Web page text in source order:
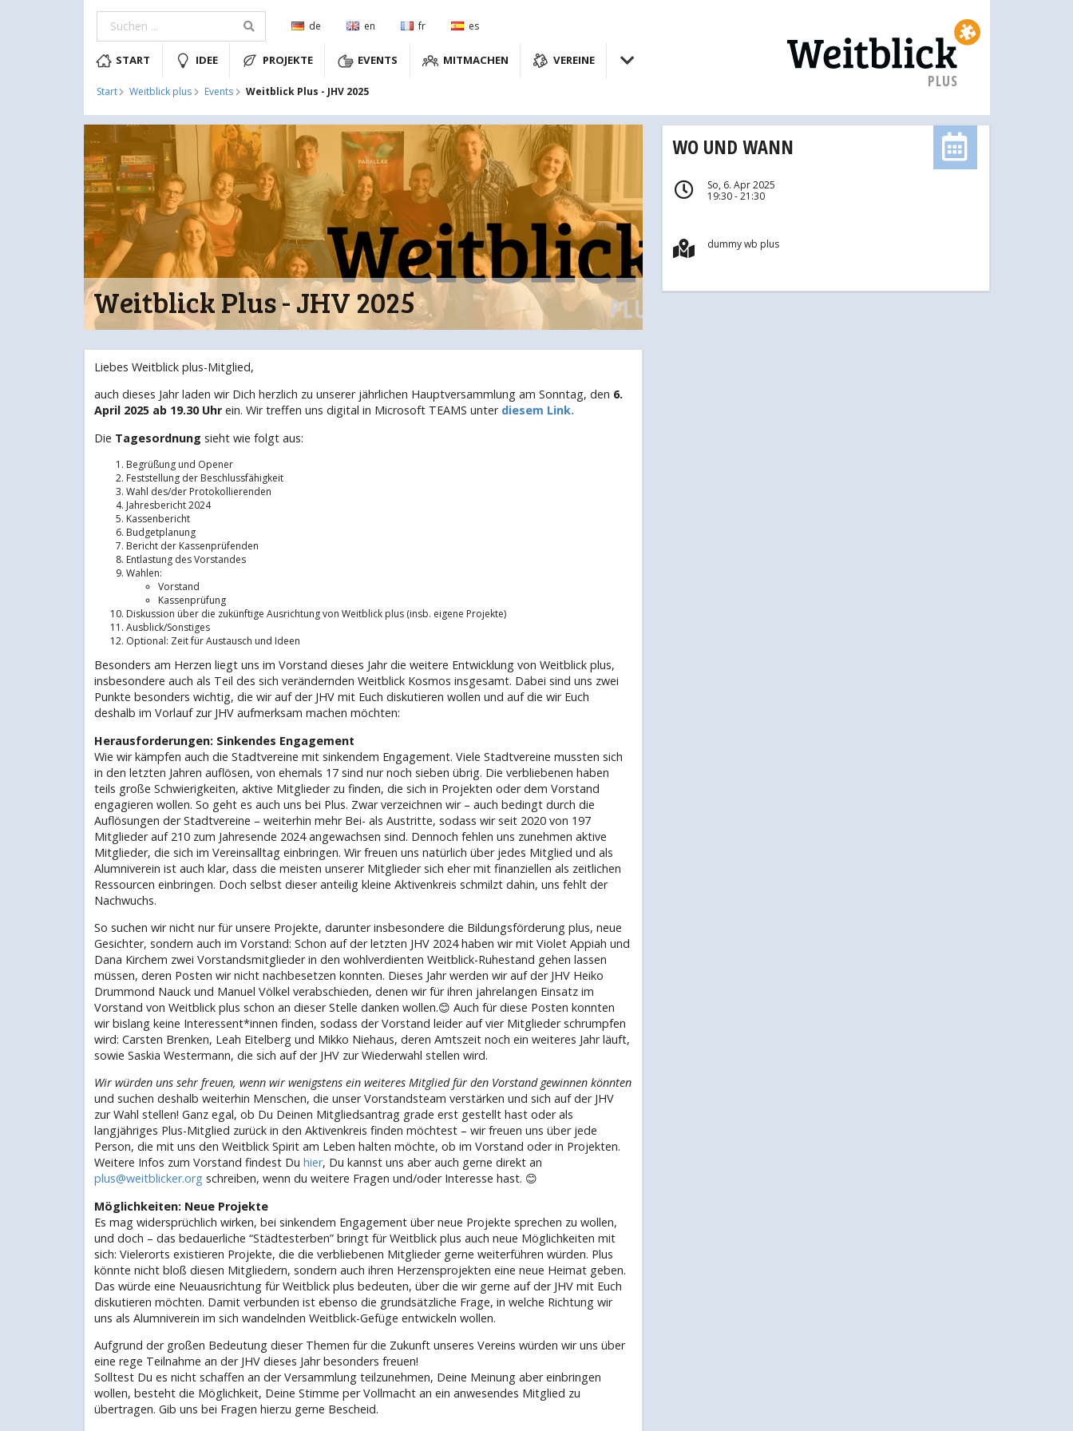
de en fr es
START IDEE PROJEKTE EVENTS MITMACHEN VEREINE
Start Weitblick plus Events Weitblick Plus - JHV 2025
PLUS
Weitblick Plus - JHV 2025
Liebes Weitblick plus-Mitglied,
auch dieses Jahr laden wir Dich herzlich zu unserer jährlichen Hauptversammlung am Sonntag, den 6.
April 2025 ab 19.30 Uhrein. Wir treffen uns digital in Microsoft TEAMS unter diesem Link.
Die Tagesordnung sieht wie folgt aus:
Begrüßung und Opener
Feststellung der Beschlussfähigkeit
Wahl des/der Protokollierenden
Jahresbericht 2024
Kassenbericht
Budgetplanung
Bericht der Kassenprüfenden
Entlastung des Vorstandes
Wahlen:
Vorstand
Kassenprüfung
Diskussion über die zukünftige Ausrichtung von Weitblick plus (insb. eigene Projekte)
Ausblick/Sonstiges
Optional: Zeit für Austausch und Ideen
Besonders am Herzen liegt uns im Vorstand dieses Jahr die weitere Entwicklung von Weitblick plus,
insbesondere auch als Teil des sich verändernden Weitblick Kosmos insgesamt. Dabei sind uns zwei
Punkte besonders wichtig, die wir auf der JHV mit Euch diskutieren wollen und auf die wir Euch
deshalb im Vorlauf zur JHV aufmerksam machen möchten:
Herausforderungen: Sinkendes Engagement
Wie wir kämpfen auch die Stadtvereine mit sinkendem Engagement. Viele Stadtvereine mussten sich
in den letzten Jahren auflösen, von ehemals 17 sind nur noch sieben übrig. Die verbliebenen haben
teils große Schwierigkeiten, aktive Mitglieder zu finden, die sich in Projekten oder dem Vorstand
engagieren wollen. So geht es auch uns bei Plus. Zwar verzeichnen wir – auch bedingt durch die
Auflösungen der Stadtvereine – weiterhin mehr Bei- als Austritte, sodass wir seit 2020 von 197
Mitglieder auf 210 zum Jahresende 2024 angewachsen sind. Dennoch fehlen uns zunehmen aktive
Mitglieder, die sich im Vereinsalltag einbringen. Wir freuen uns natürlich über jedes Mitglied und als
Alumniverein ist auch klar, dass die meisten unserer Mitglieder sich eher mit finanziellen als zeitlichen
Ressourcen einbringen. Doch selbst dieser anteilig kleine Aktivenkreis schmilzt dahin, uns fehlt der
Nachwuchs.
So suchen wir nicht nur für unsere Projekte, darunter insbesondere die Bildungsförderung plus, neue
Gesichter, sondern auch im Vorstand: Schon auf der letzten JHV 2024 haben wir mit Violet Appiah und
Dana Kirchem zwei Vorstandsmitglieder in den wohlverdienten Weitblick-Ruhestand gehen lassen
müssen, deren Posten wir nicht nachbesetzen konnten. Dieses Jahr werden wir auf der JHV Heiko
Drummond Nauck und Manuel Völkel verabschieden, denen wir für ihren jahrelangen Einsatz im
Vorstand von Weitblick plus schon an dieser Stelle danken wollen.😊 Auch für diese Posten konnten
wir bislang keine Interessent*innen finden, sodass der Vorstand leider auf vier Mitglieder schrumpfen
wird: Carsten Brenken, Leah Eitelberg und Mikko Niehaus, deren Amtszeit noch ein weiteres Jahr läuft,
sowie Saskia Westermann, die sich auf der JHV zur Wiederwahl stellen wird.
Wir würden uns sehr freuen, wenn wir wenigstens ein weiteres Mitglied für den Vorstand gewinnen könnten
und suchen deshalb weiterhin Menschen, die unser Vorstandsteam verstärken und sich auf der JHV
zur Wahl stellen! Ganz egal, ob Du Deinen Mitgliedsantrag grade erst gestellt hast oder als
langjähriges Plus-Mitglied zurück in den Aktivenkreis finden möchtest – wir freuen uns über jede
Person, die mit uns den Weitblick Spirit am Leben halten möchte, ob im Vorstand oder in Projekten.
Weitere Infos zum Vorstand findest Du hier, Du kannst uns aber auch gerne direkt an
plus@weitblicker.org schreiben, wenn du weitere Fragen und/oder Interesse hast. 😊
Möglichkeiten: Neue Projekte
Es mag widersprüchlich wirken, bei sinkendem Engagement über neue Projekte sprechen zu wollen,
und doch – das bedauerliche “Städtesterben” bringt für Weitblick plus auch neue Möglichkeiten mit
sich: Vielerorts existieren Projekte, die die verbliebenen Mitglieder gerne weiterführen würden. Plus
könnte nicht bloß diesen Mitgliedern, sondern auch ihren Herzensprojekten eine neue Heimat geben.
Das würde eine Neuausrichtung für Weitblick plus bedeuten, über die wir gerne auf der JHV mit Euch
diskutieren möchten. Damit verbunden ist ebenso die grundsätzliche Frage, in welche Richtung wir
uns als Alumniverein im sich wandelnden Weitblick-Gefüge entwickeln wollen.
Aufgrund der großen Bedeutung dieser Themen für die Zukunft unseres Vereins würden wir uns über
eine rege Teilnahme an der JHV dieses Jahr besonders freuen!
Solltest Du es nicht schaffen an der Versammlung teilzunehmen, Deine Meinung aber einbringen
wollen, besteht die Möglichkeit, Deine Stimme per Vollmacht an ein anwesendes Mitglied zu
übertragen. Gib uns bei Fragen hierzu gerne Bescheid.
WO UND WANN
So, 6. Apr 2025
19:30 - 21:30
dummy wb plus